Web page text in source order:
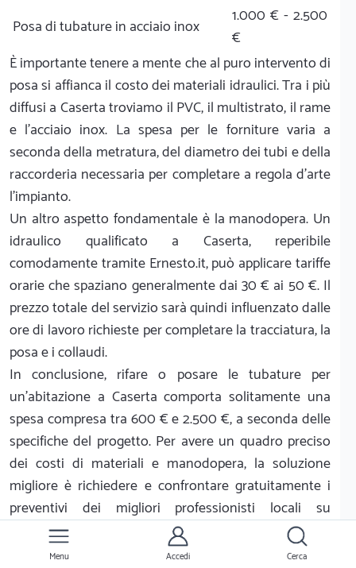
Posa di tubature in acciaio inox
1.000 € - 2.500
€
È importante tenere a mente che al puro intervento di
posa si affianca il costo dei materiali idraulici. Tra i più
diffusi a Caserta troviamo il PVC, il multistrato, il rame
e l'acciaio inox. La spesa per le forniture varia a
seconda della metratura, del diametro dei tubi e della
raccorderia necessaria per completare a regola d'arte
l'impianto.
Un altro aspetto fondamentale è la manodopera. Un
idraulico qualificato a Caserta, reperibile
comodamente tramite Ernesto.it, può applicare tariffe
orarie che spaziano generalmente dai 30 € ai 50 €. Il
prezzo totale del servizio sarà quindi influenzato dalle
ore di lavoro richieste per completare la tracciatura, la
posa e i collaudi.
In conclusione, rifare o posare le tubature per
un'abitazione a Caserta comporta solitamente una
spesa compresa tra 600 € e 2.500 €, a seconda delle
specifiche del progetto. Per avere un quadro preciso
dei costi di materiali e manodopera, la soluzione
migliore è richiedere e confrontare gratuitamente i
preventivi dei migliori professionisti locali su
Ernesto.it.
Menu Accedi Cerca